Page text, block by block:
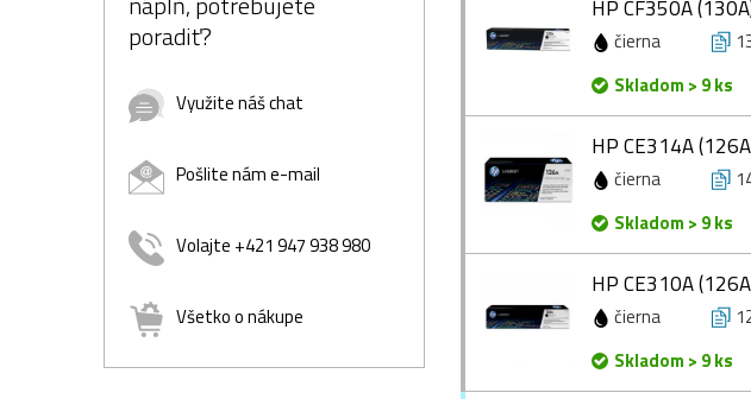
poradiť?
Využite náš chat
Pošlite nám e-mail
Volajte +421 947 938 980
Všetko o nákupe
HP CF350A
čierna
Skladom > 9 ks
HP CE314A
čierna
Skladom > 9 ks
HP CE310A
čierna
Skladom > 9 ks